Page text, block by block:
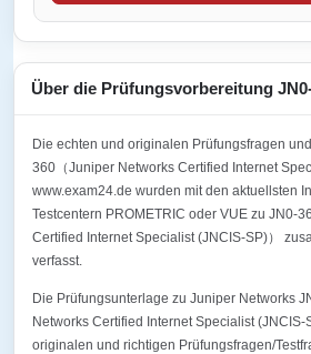
Über die Prüfungsvorbereitung
Die echten und originalen Prüfungsfragen
360（Juniper Networks Certified Internet
www.exam24.de wurden mit den aktuellsten
Testcentern PROMETRIC oder VUE zu JN0-
Certified Internet Specialist (JNCIS-SP)）
verfasst.
Die Prüfungsunterlage zu Juniper Networks
Networks Certified Internet Specialist
originalen und richtigen Prüfungsfragen/